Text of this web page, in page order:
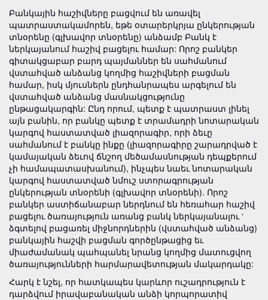
Բանկային հաշիվները բացվում են առավել
պատրաստակամորեն, եթե օտարերկրյա ընկերության
տնօրենը (գլխավոր տնօրենը) անձամբ Բանկ է
ներկայանում հաշիվ բացելու համար: Որոշ բանկեր
գիտակցաբար բարդ պայմաններ են սահմանում
վստահված անձանց կողմից հաշիվների բացման
համար, իսկ մյուսներն ընդհանրապես արգելում են
վստահված անձանց մասնակցությունը
ընթացակարգին: Ընդ որում, պետք է պատրաստ լինել
այն բանին, որ բանկը պետք է տրամադրի նոտարական
կարգով հաստատված լիազորագիր, որի ձեւը
սահմանում է բանկը ինքը (լիազորագիրը շարադրված է
կամայական ձեւով ճնշող մեծամասնության դեպքերում
չի համապատասխանում), ինչպես նաեւ նոտարական
կարգով հաստատված նմուշ ստորագրության
ընկերության տնօրենի (գլխավոր տնօրենի). Որոշ
բանկեր աստիճանաբար ներդնում են հեռահար հաշիվ
բացելու ծառայություն առանց բանկ ներկայանալու ‘
ձգտելով բացառել միջնորդներին (վստահված անձանց)
բանկային հաշվի բացման գործընթացից եւ
միաժամանակ պահպանել նրանց կողմից մատուցվող
ծառայությունների հարմարավետության մակարդակը:
Հարկ է նշել, որ հատկապես կարևոր ուշադրություն է
դարձվում իրավաբանական անձի կորպորատիվ